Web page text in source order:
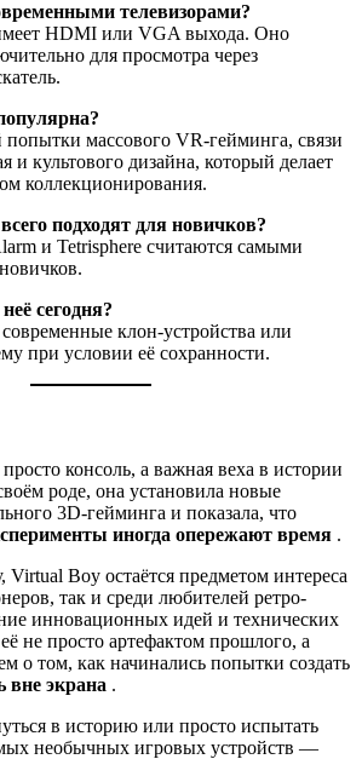
телевизорами?
HDMI или VGA выхода. Оно
для просмотра через
попытки массового VR-гейминга, связи
и культового дизайна, который делает
коллекционирования.
подходят для новичков?
и Tetrisphere считаются самыми
сегодня?
клон-устройства или
при условии её сохранности.
консоль, а важная веха в истории
роде, она установила новые
3D-гейминга и показала, что
иногда опережают время .
Virtual Boy остаётся предметом интереса
так и среди любителей ретро-
инновационных идей и технических
не просто артефактом прошлого, а
о том, как начинались попытки создать
вне экрана .
в историю или просто испытать
необычных игровых устройств —